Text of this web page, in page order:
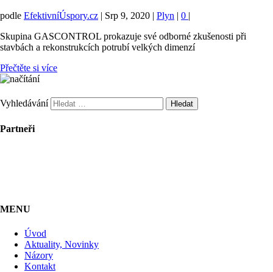
podle EfektivníÚspory.cz | Srp 9, 2020 | Plyn | 0 |
Skupina GASCONTROL prokazuje své odborné zkušenosti při
stavbách a rekonstrukcích potrubí velkých dimenzí
Přečtěte si více
Vyhledávání
Partneři
MENU
Úvod
Aktuality, Novinky
Názory
Kontakt